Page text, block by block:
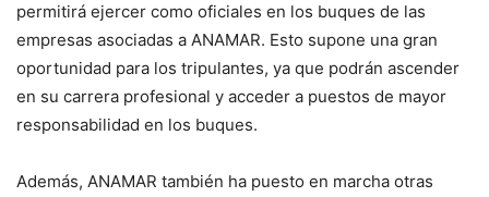
permitirá ejercer como oficiales en los buques de las
empresas asociadas a ANAMAR. Esto supone una gran
oportunidad para los tripulantes, ya que podrán ascender
en su carrera profesional y acceder a puestos de mayor
responsabilidad en los buques.
Además, ANAMAR también ha puesto en marcha otras